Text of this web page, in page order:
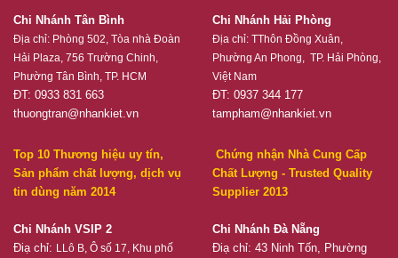
Chi Nhánh Tân Bình
Địa chỉ: Phòng 502, Tòa nhà Đoàn
Hải Plaza, 756 Trường Chinh,
Phường Tân Bình, TP. HCM
ĐT: 0933 831 663
thuongtran@nhankiet.vn
Chi Nhánh Hải Phòng
Địa chỉ: TThôn Đồng Xuân,
Phường An Phong, TP. Hải Phòng,
Việt Nam
ĐT: 0937 344 177
tampham@nhankiet.vn
Top 10 Thương hiệu uy tín,
Sản phẩm chất lượng, dịch vụ
tin dùng năm 2014
Chi Nhánh VSIP 2
Điạ chỉ: LLô B, Ô số 17, Khu phố
Chứng nhận Nhà Cung Cấp
Chất Lượng - Trusted Quality
Supplier 2013
Chi Nhánh Đà Nẵng
Điạ chỉ: 43 Ninh Tốn, Phường